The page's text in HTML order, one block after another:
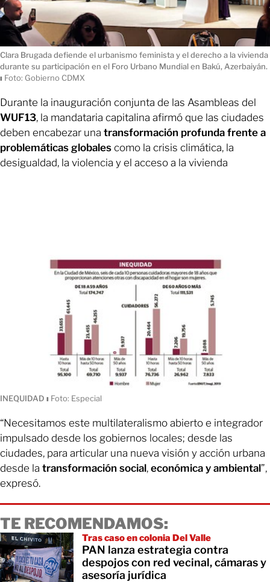
Clara Brugada defiende el urbanismo feminista y el derecho a la vivienda
durante su participación en el Foro Urbano Mundial en Bakú, Azerbaiyán.
ı Foto: Gobierno CDMX
Durante la inauguración conjunta de las Asambleas del
WUF13, la mandataria capitalina afirmó que las ciudades
deben encabezar una transformación profunda frente a
problemáticas globales como la crisis climática, la
desigualdad, la violencia y el acceso a la vivienda
INEQUIDAD ı Foto: Especial
“Necesitamos este multilateralismo abierto e integrador
impulsado desde los gobiernos locales; desde las
ciudades, para articular una nueva visión y acción urbana
desde la transformación social, económica y ambiental”,
expresó.
TE RECOMENDAMOS:
Tras caso en colonia Del Valle
PAN lanza estrategia contra
despojos con red vecinal, cámaras y
asesoría jurídica